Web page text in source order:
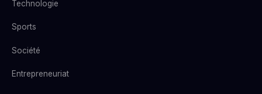
Technologie
Sports
Société
Entrepreneuriat